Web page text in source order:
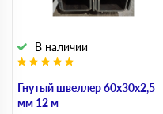
Гнутый швеллер 60х30х2,5
мм 12 м
В наличии